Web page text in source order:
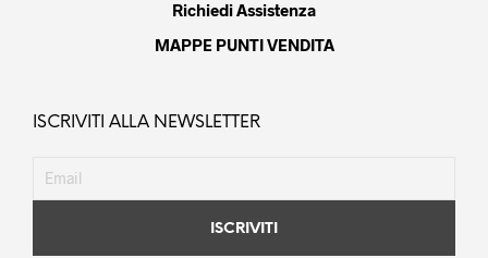
Richiedi Assistenza
MAPPE PUNTI VENDITA
ISCRIVITI ALLA NEWSLETTER